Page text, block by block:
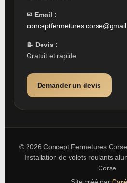
✉ Email :
📝 Devis :
Gratuit et rapide
Demander un devis
© 2026 Concept Fermetures
Installation de volets roulants
Corse.